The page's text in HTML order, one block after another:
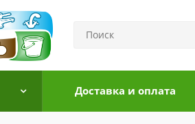
Доставка и оплата